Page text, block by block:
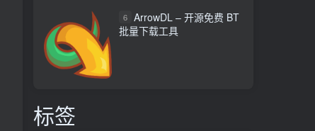
6 ArrowDL – 开源免费 BT
批量下载工具
标签